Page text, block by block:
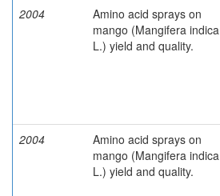
2004
Amino acid sprays on
mango (Mangifera indica
L.) yield and quality.
2004
Amino acid sprays on
mango (Mangifera indica
L.) yield and quality.